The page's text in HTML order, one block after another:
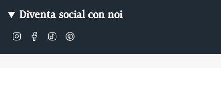
Diventa social con noi
InstagramFacebook
TikTok